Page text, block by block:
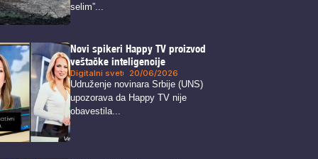
selim”...
Novi spikeri Happy TV proizvod
veštačke inteligencije
Digitalni svet 20/06/2026
Udruženje novinara Srbije (UNS)
upozorava da Happy TV nije
obavestila...